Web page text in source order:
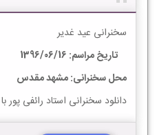
سخنرانی عید غدیر
تاریخ مراسم: 1396/06/16
محل سخنرانی: مشهد مقدس
دانلود سخنرانی استاد رائفی